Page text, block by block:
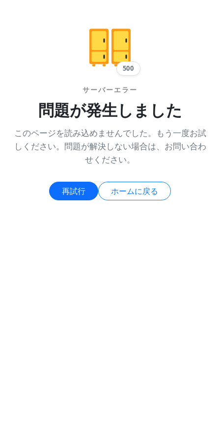
500
サーバーエラー
問題が発生しました
このページを読み込めませんでした。もう一度お試
しください。問題が解決しない場合は、お問い合わ
せください。
再試行 ホームに戻る